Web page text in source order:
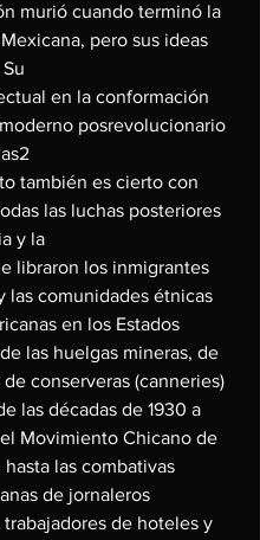
murió cuando terminó la
pero sus ideas
en la conformación
posrevolucionario
también es cierto con
las luchas posteriores
y la
libraron los inmigrantes
las comunidades étnicas
en los Estados
las huelgas mineras, de
conserveras (canneries)
las décadas de 1930 a
Movimiento Chicano de
hasta las combativas
de jornaleros
de hoteles y